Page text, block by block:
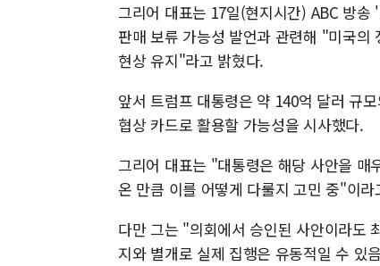
그리어 대표는 17일(현지시간) ABC 방
판매 보류 가능성 발언과 관련해 "미국
현상 유지"라고 밝혔다.
앞서 트럼프 대통령은 약 140억 달러 규
협상 카드로 활용할 가능성을 시사했다.
그리어 대표는 "대통령은 해당 사안을
온 만큼 이를 어떻게 다룰지 고민 중"이라
다만 그는 "의회에서 승인된 사안이라도
지와 별개로 실제 집행은 유동적일 수 있